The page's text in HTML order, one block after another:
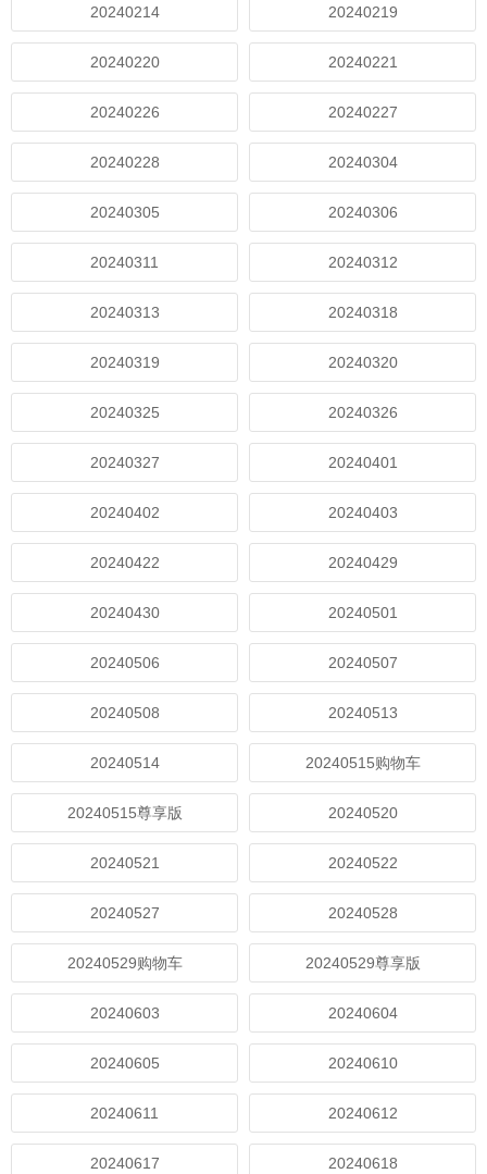
20240214 20240219
20240220 20240221
20240226 20240227
20240228 20240304
20240305 20240306
20240311 20240312
20240313 20240318
20240319 20240320
20240325 20240326
20240327 20240401
20240402 20240403
20240422 20240429
20240430 20240501
20240506 20240507
20240508 20240513
20240514 20240515购物车
20240515尊享版 20240520
20240521 20240522
20240527 20240528
20240529购物车 20240529尊享版
20240603 20240604
20240605 20240610
20240611 20240612
20240617 20240618